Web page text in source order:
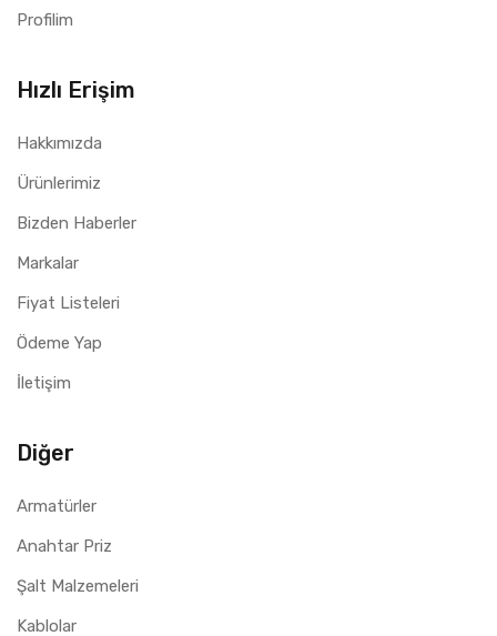
Profilim
Hızlı Erişim
Hakkımızda
Ürünlerimiz
Bizden Haberler
Markalar
Fiyat Listeleri
Ödeme Yap
İletişim
Diğer
Armatürler
Anahtar Priz
Şalt Malzemeleri
Kablolar